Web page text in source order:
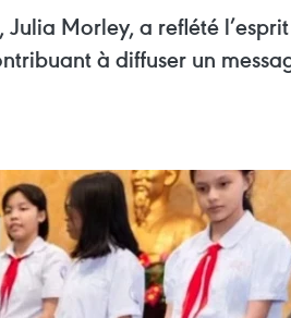
Morley, a reflété
à diffuser un